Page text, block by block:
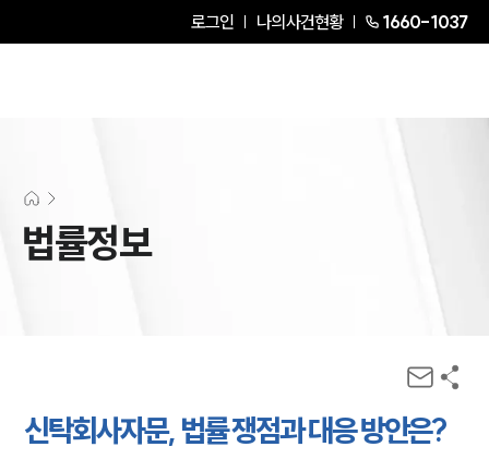
로그인 나의사건현황 1660-1037
법률정보
신탁회사자문, 법률 쟁점과 대응 방안은?